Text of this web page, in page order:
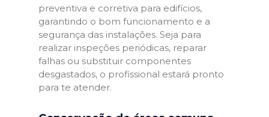
preventiva e corretiva para edifícios,
garantindo o bom funcionamento e a
segurança das instalações. Seja para
realizar inspeções periódicas, reparar
falhas ou substituir componentes
desgastados, o profissional estará pronto
para te atender.